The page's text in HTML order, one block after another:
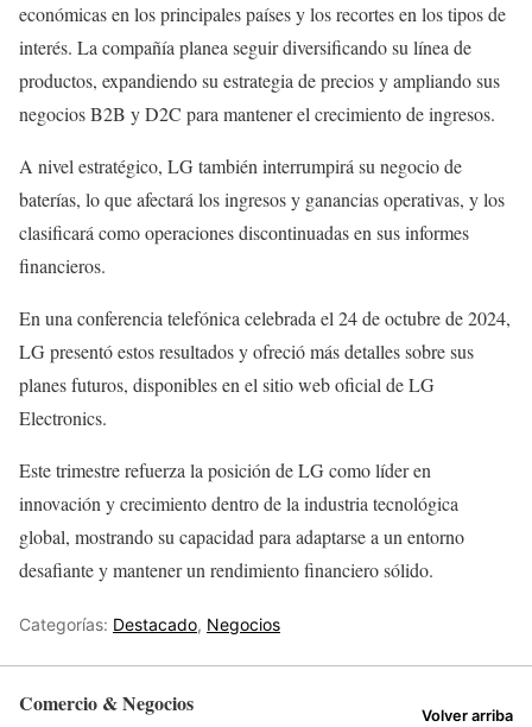
económicas en los principales países y los recortes en los tipos de
interés. La compañía planea seguir diversificando su línea de
productos, expandiendo su estrategia de precios y ampliando sus
negocios B2B y D2C para mantener el crecimiento de ingresos.
A nivel estratégico, LG también interrumpirá su negocio de
baterías, lo que afectará los ingresos y ganancias operativas, y los
clasificará como operaciones discontinuadas en sus informes
financieros.
En una conferencia telefónica celebrada el 24 de octubre de 2024,
LG presentó estos resultados y ofreció más detalles sobre sus
planes futuros, disponibles en el sitio web oficial de LG
Electronics.
Este trimestre refuerza la posición de LG como líder en
innovación y crecimiento dentro de la industria tecnológica
global, mostrando su capacidad para adaptarse a un entorno
desafiante y mantener un rendimiento financiero sólido.
Categorías: Destacado, Negocios
Comercio & Negocios Volver arriba